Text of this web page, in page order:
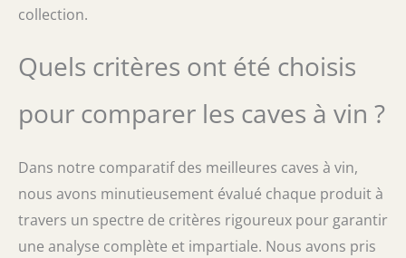
collection.
Quels critères ont été choisis
pour comparer les caves à vin ?
Dans notre comparatif des meilleures caves à vin,
nous avons minutieusement évalué chaque produit à
travers un spectre de critères rigoureux pour garantir
une analyse complète et impartiale. Nous avons pris